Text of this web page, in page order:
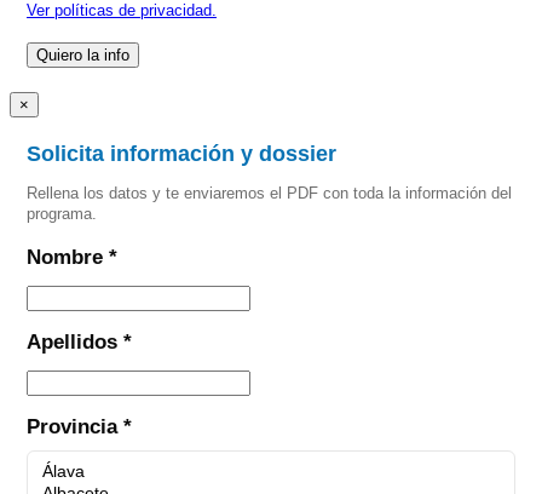
Ver políticas de privacidad.
×
Solicita información y dossier
Rellena los datos y te enviaremos el PDF con toda la información del
programa.
Nombre *
Apellidos *
Provincia *